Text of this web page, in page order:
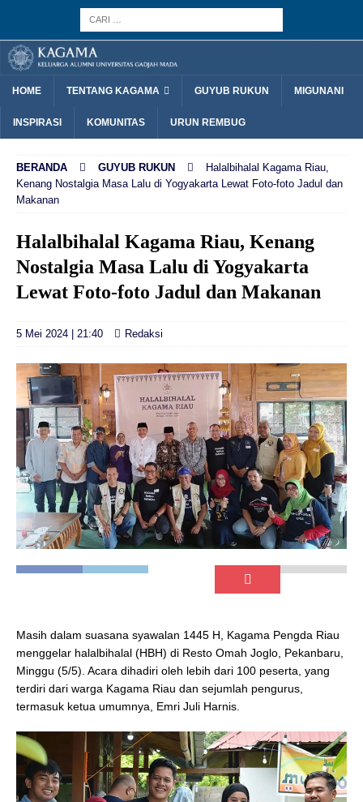
HOME TENTANG KAGAMA GUYUB RUKUN MIGUNANI
INSPIRASI KOMUNITAS URUN REMBUG
BERANDA GUYUB RUKUN
Halalbihalal Kagama Riau,
Kenang Nostalgia Masa Lalu di Yogyakarta Lewat Foto-foto Jadul dan
Makanan
Halalbihalal Kagama Riau, Kenang
Nostalgia Masa Lalu di Yogyakarta
Lewat Foto-foto Jadul dan Makanan
5 Mei 2024 | 21:40 Redaksi
Masih dalam suasana syawalan 1445 H, Kagama Pengda Riau
menggelar halalbihalal (HBH) di Resto Omah Joglo, Pekanbaru,
Minggu (5/5). Acara dihadiri oleh lebih dari 100 peserta, yang
terdiri dari warga Kagama Riau dan sejumlah pengurus,
termasuk ketua umumnya, Emri Juli Harnis.